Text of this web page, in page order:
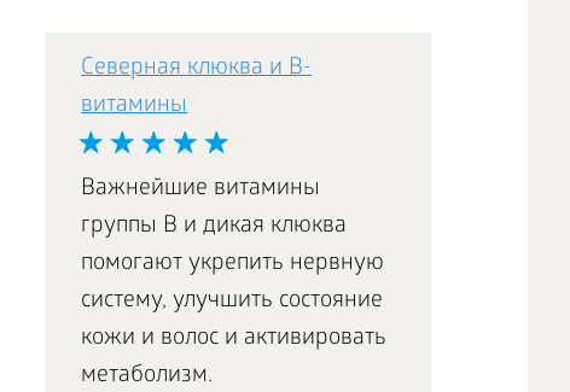
Северная клюква и В-
витамины
Важнейшие витамины
группы В и дикая клюква
помогают укрепить нервную
систему, улучшить состояние
кожи и волос и активировать
метаболизм.